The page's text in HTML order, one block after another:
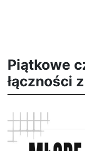
Piątkowe
łączności